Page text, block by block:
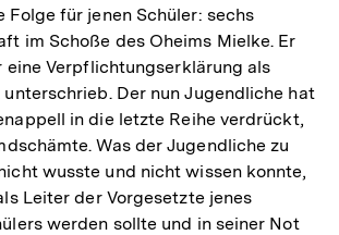
Folge für jenen Schüler: sechs
im Schoße des Oheims Mielke. Er
eine Verpflichtungserklärung als
Der nun Jugendliche hat
in die letzte Reihe verdrückt,
Was der Jugendliche zu
wusste und nicht wissen konnte,
Leiter der Vorgesetzte jenes
werden sollte und in seiner Not